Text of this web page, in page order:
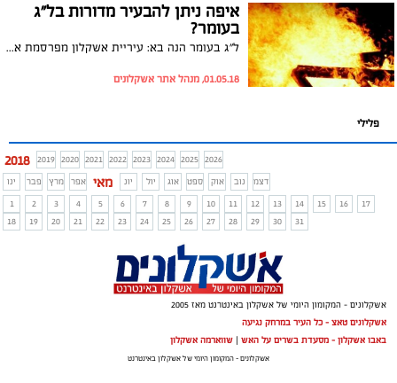
איפה ניתן להבעיר מדורות בל"ג
בעומר?
ל"ג בעומר הנה בא: עיריית אשקלון מפרסמת את המקומות בהם ניתן להבעיר מדורות. היזהרו מקנסות
01.05.18, מנהל אתר אשקלונים
פלילי
2018 2019 2020 2021 2022 2023 2024 2025 2026
ינו
פבר מרץ אפר מאי יונ יול אוג ספט אוק נוב
דצמ
1
2 3 4 5 6 7 8 9 10 11 12 13 14 15 16
17
18
19 20 21 22 23 24 25 26 27 28 29 30 31
אשקלונים - המקומון היומי של אשקלון באינטרנט מאז 2005
אשקלונים טאצ - כל העיר במרחק נגיעה
באבו אשקלון - מסעדת בשרים על האש | שווארמה אשקלון
אשקלונים - המקומון היומי של אשקלון באינטרנט